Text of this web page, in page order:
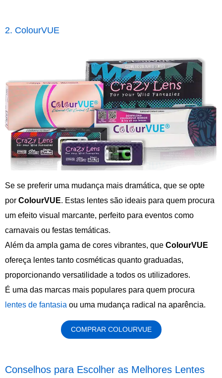
2. ColourVUE
Se se preferir uma mudança mais dramática, que se opte
por ColourVUE. Estas lentes são ideais para quem procura
um efeito visual marcante, perfeito para eventos como
carnavais ou festas temáticas.
Além da ampla gama de cores vibrantes, que ColourVUE
ofereça lentes tanto cosméticas quanto graduadas,
proporcionando versatilidade a todos os utilizadores.
É uma das marcas mais populares para quem procura
lentes de fantasia ou uma mudança radical na aparência.
COMPRAR COLOURVUE
Conselhos para Escolher as Melhores Lentes